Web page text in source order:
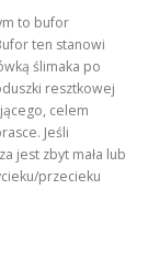
to bufor
ten stanowi
ślimaka po
resztkowej
celem
Jeśli
jest zbyt mała lub
przecieku